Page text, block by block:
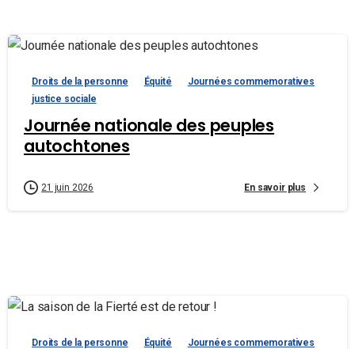
Droits de la personne Équité
Journées commemoratives
justice sociale
Journée nationale des peuples
autochtones
21 juin 2026 En savoir plus
Droits de la personne Équité
Journées commemoratives